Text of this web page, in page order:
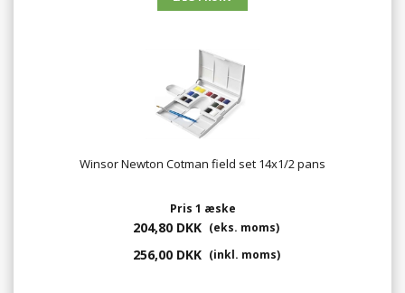
Winsor Newton Cotman field set 14x1/2 pans
Pris 1 æske
204,80 DKK (eks. moms)
256,00 DKK (inkl. moms)